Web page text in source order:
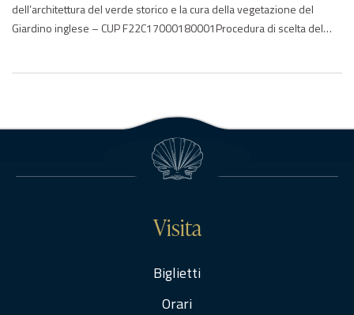
dell’architettura del verde storico e la cura della vegetazione del
Giardino inglese – CUP F22C17000180001Procedura di scelta del
riferimento:2017 – 2018 – 2019Elenco degli operatori
Visita
Biglietti
Orari